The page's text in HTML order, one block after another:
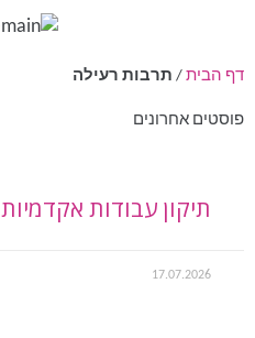
דף הבית / תרבות רעילה
פוסטים אחרונים
תיקון עבודות אקדמיות
17.07.2026